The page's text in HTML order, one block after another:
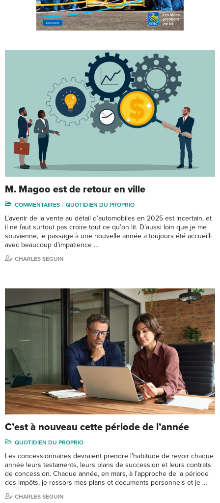
M. Magoo est de retour en ville
COMMENTAIRES QUOTIDIEN DU PROPRIO
L’avenir de la vente au détail d’automobiles en 2025 est incertain, et
il ne faut surtout pas croire tout ce qu’on lit. D’aussi loin que je me
souvienne, le passage à une nouvelle année a toujours été accueilli
avec beaucoup d’impatience …
CHARLES SEGUIN
C’est à nouveau cette période de l’année
QUOTIDIEN DU PROPRIO
Les concessionnaires devraient prendre l’habitude de revoir chaque
année leurs testaments, leurs plans de succession et leurs contrats
de concession. Chaque année, en mars, à l’approche de la période
des impôts, je ressors mes plans et documents personnels et je …
CHARLES SEGUIN